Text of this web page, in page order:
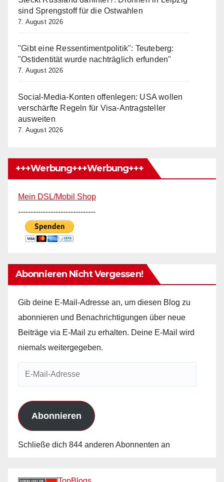
sind Sprengstoff für die Ostwahlen
7. August 2026
"Gibt eine Ressentimentpolitik": Teuteberg:
"Ostidentität wurde nachträglich erfunden"
7. August 2026
Social-Media-Konten offenlegen: USA wollen
verschärfte Regeln für Visa-Antragsteller
ausweiten
7. August 2026
+++Werbung+++Werbung+++
Mein DSL/Mobil Shop
-------------------------------
Abonnieren Nicht Vergessen!
Gib deine E-Mail-Adresse an, um diesen Blog zu
abonnieren und Benachrichtigungen über neue
Beiträge via E-Mail zu erhalten. Deine E-Mail wird
niemals weitergegeben.
Abonnieren
Schließe dich 844 anderen Abonnenten an